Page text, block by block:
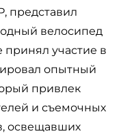
представил
велосипед
принял участие в
опытный
привлек
и съемочных
освещавших